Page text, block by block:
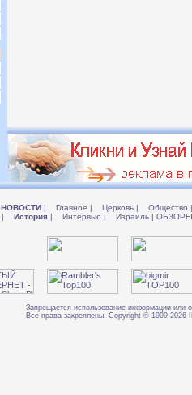
НОВОСТИ | Главное | Церковь | Общество |
| История | Интервью | Израиль |
Запрещается использование информации или
Все права закреплены. Copyright © 1999-